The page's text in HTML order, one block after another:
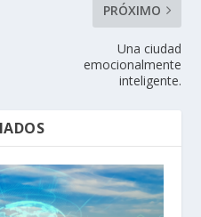
PRÓXIMO
Una ciudad
emocionalmente
inteligente.